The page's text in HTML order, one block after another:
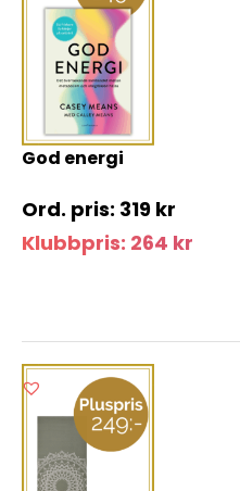
God energi
319 kr
Klubbpris: 264 kr